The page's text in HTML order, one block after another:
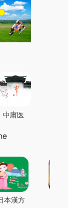
中庸医
本漢方